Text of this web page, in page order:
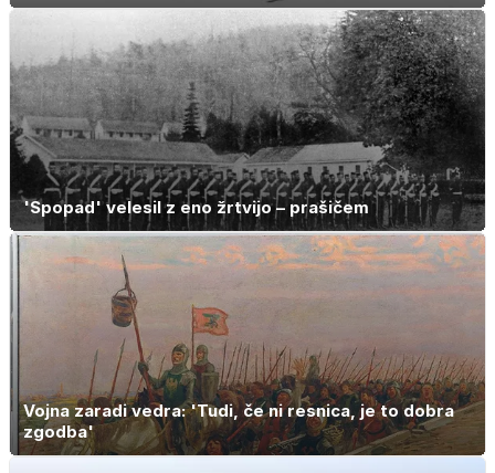
'Spopad' velesil z eno žrtvijo – prašičem
Vojna zaradi vedra: 'Tudi, če ni resnica, je to dobra
zgodba'